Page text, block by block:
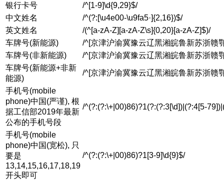
银行卡号
/^[1-9]\d{9,29}$/
中文姓名
/^(?:[\u4e00-\u9fa5·]{2,16})$/
英文姓名
/(^[a-zA-Z][a-zA-Z\s]{0,20}[a-zA-Z]$)/
车牌号(新能源)
/^[京津沪渝冀豫云辽黑湘皖鲁新苏浙赣
车牌号(非新能源)
/^[京津沪渝冀豫云辽黑湘皖鲁新苏浙赣
车牌号(新能源+非新
能源)
/^[京津沪渝冀豫云辽黑湘皖鲁新苏浙赣
手机号(mobile
phone)中国(严谨), 根
据工信部2019年最新
公布的手机号段
/^(?:(?:\+|00)86)?1(?:(?:3[\d])|(?:4[5-
手机号(mobile
phone)中国(宽松), 只
要是
13,14,15,16,17,18,19
开头即可
/^(?:(?:\+|00)86)?1[3-9]\d{9}$/